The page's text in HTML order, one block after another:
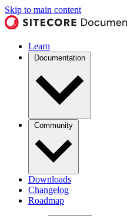
Skip to main content
Learn
Documentation
Community
Downloads
Changelog
Roadmap